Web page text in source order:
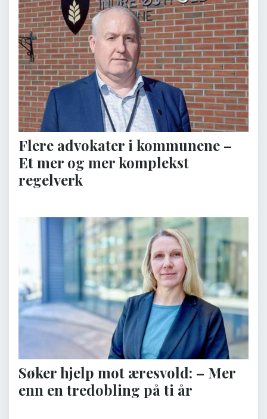
Flere advokater i kommunene –
Et mer og mer komplekst
regelverk
Søker hjelp mot æresvold: – Mer
enn en tredobling på ti år